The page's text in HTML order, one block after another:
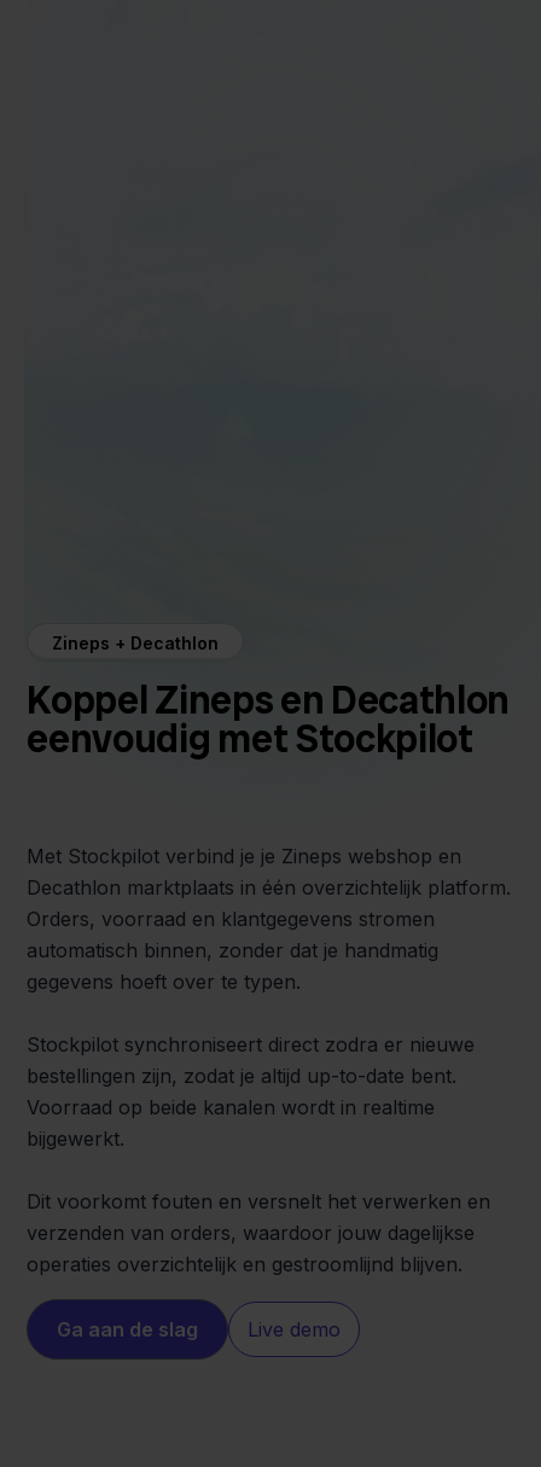
Zineps + Decathlon
Koppel Zineps en Decathlon
eenvoudig met Stockpilot
Met Stockpilot verbind je je Zineps webshop en
Decathlon marktplaats in één overzichtelijk platform.
Orders, voorraad en klantgegevens stromen
automatisch binnen, zonder dat je handmatig
gegevens hoeft over te typen.
Stockpilot synchroniseert direct zodra er nieuwe
bestellingen zijn, zodat je altijd up-to-date bent.
Voorraad op beide kanalen wordt in realtime
bijgewerkt.
Dit voorkomt fouten en versnelt het verwerken en
verzenden van orders, waardoor jouw dagelijkse
operaties overzichtelijk en gestroomlijnd blijven.
Ga aan de slag Live demo